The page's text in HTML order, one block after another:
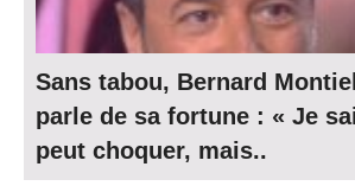
Sans tabou, Bernard
parle de sa fortune : « Je
peut choquer, mais..